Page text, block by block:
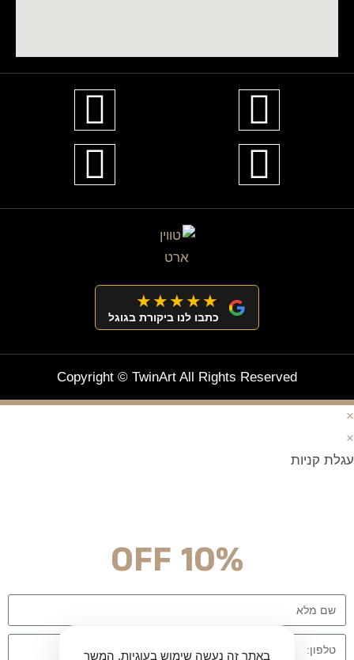
★★★★★
כתבו לנו ביקורת בגוגל
Copyright © TwinArt All Rights Reserved
באתר זה נעשה שימוש בעוגיות. המשך
×
×
עגלת קניות
10% OFF